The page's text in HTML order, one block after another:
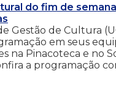
do fim de
Gestão de Cultura
em seus
na Pinacoteca e no
a programação